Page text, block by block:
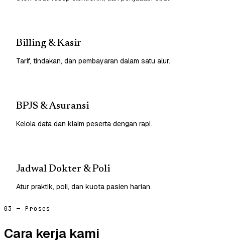
Billing & Kasir
Tarif, tindakan, dan pembayaran dalam satu alur.
BPJS & Asuransi
Kelola data dan klaim peserta dengan rapi.
Jadwal Dokter & Poli
Atur praktik, poli, dan kuota pasien harian.
03 — Proses
Cara kerja kami